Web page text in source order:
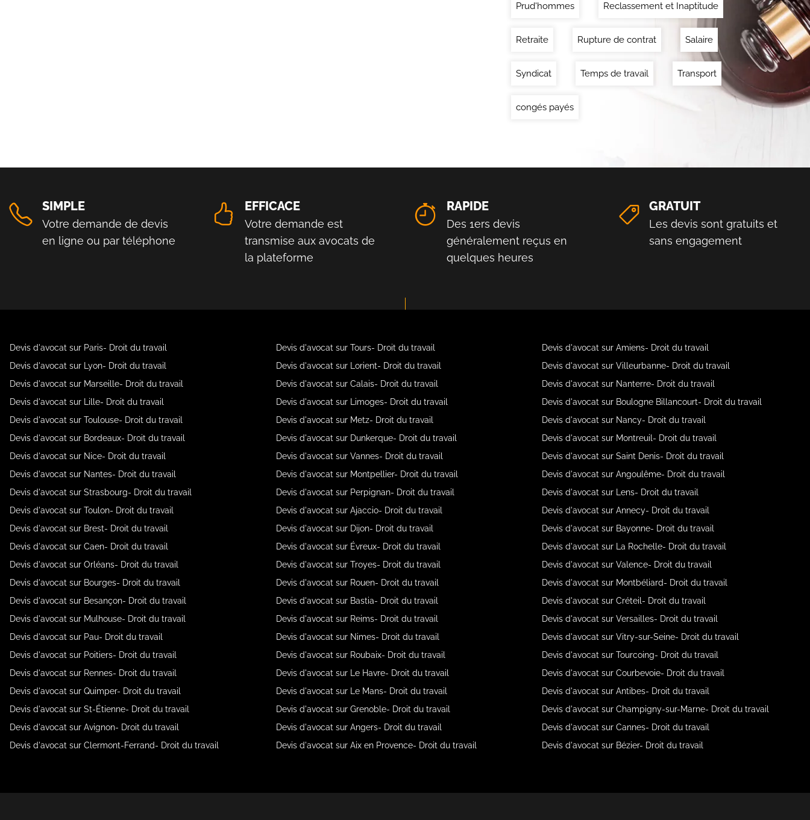
Prud'hommes Reclassement et Inaptitude
Retraite Rupture de contrat Salaire
Syndicat Temps de travail Transport
congés payés
SIMPLE
Votre demande de devis
en ligne ou par téléphone
EFFICACE
Votre demande est
transmise aux avocats de
la plateforme
RAPIDE
Des 1ers devis
généralement reçus en
quelques heures
GRATUIT
Les devis sont gratuits et
sans engagement
Devis d'avocat sur Paris- Droit du travail
Devis d'avocat sur Lyon- Droit du travail
Devis d'avocat sur Marseille- Droit du travail
Devis d'avocat sur Lille- Droit du travail
Devis d'avocat sur Toulouse- Droit du travail
Devis d'avocat sur Bordeaux- Droit du travail
Devis d'avocat sur Nice- Droit du travail
Devis d'avocat sur Nantes- Droit du travail
Devis d'avocat sur Strasbourg- Droit du travail
Devis d'avocat sur Toulon- Droit du travail
Devis d'avocat sur Brest- Droit du travail
Devis d'avocat sur Caen- Droit du travail
Devis d'avocat sur Orléans- Droit du travail
Devis d'avocat sur Bourges- Droit du travail
Devis d'avocat sur Besançon- Droit du travail
Devis d'avocat sur Mulhouse- Droit du travail
Devis d'avocat sur Pau- Droit du travail
Devis d'avocat sur Poitiers- Droit du travail
Devis d'avocat sur Rennes- Droit du travail
Devis d'avocat sur Quimper- Droit du travail
Devis d'avocat sur St-Étienne- Droit du travail
Devis d'avocat sur Avignon- Droit du travail
Devis d'avocat sur Clermont-Ferrand- Droit du travail
Devis d'avocat sur Tours- Droit du travail
Devis d'avocat sur Lorient- Droit du travail
Devis d'avocat sur Calais- Droit du travail
Devis d'avocat sur Limoges- Droit du travail
Devis d'avocat sur Metz- Droit du travail
Devis d'avocat sur Dunkerque- Droit du travail
Devis d'avocat sur Vannes- Droit du travail
Devis d'avocat sur Montpellier- Droit du travail
Devis d'avocat sur Perpignan- Droit du travail
Devis d'avocat sur Ajaccio- Droit du travail
Devis d'avocat sur Dijon- Droit du travail
Devis d'avocat sur Évreux- Droit du travail
Devis d'avocat sur Troyes- Droit du travail
Devis d'avocat sur Rouen- Droit du travail
Devis d'avocat sur Bastia- Droit du travail
Devis d'avocat sur Reims- Droit du travail
Devis d'avocat sur Nimes- Droit du travail
Devis d'avocat sur Roubaix- Droit du travail
Devis d'avocat sur Le Havre- Droit du travail
Devis d'avocat sur Le Mans- Droit du travail
Devis d'avocat sur Grenoble- Droit du travail
Devis d'avocat sur Angers- Droit du travail
Devis d'avocat sur Aix en Provence- Droit du travail
Devis d'avocat sur Amiens- Droit du travail
Devis d'avocat sur Villeurbanne- Droit du travail
Devis d'avocat sur Nanterre- Droit du travail
Devis d'avocat sur Boulogne Billancourt- Droit du travail
Devis d'avocat sur Nancy- Droit du travail
Devis d'avocat sur Montreuil- Droit du travail
Devis d'avocat sur Saint Denis- Droit du travail
Devis d'avocat sur Angoulême- Droit du travail
Devis d'avocat sur Lens- Droit du travail
Devis d'avocat sur Annecy- Droit du travail
Devis d'avocat sur Bayonne- Droit du travail
Devis d'avocat sur La Rochelle- Droit du travail
Devis d'avocat sur Valence- Droit du travail
Devis d'avocat sur Montbéliard- Droit du travail
Devis d'avocat sur Créteil- Droit du travail
Devis d'avocat sur Versailles- Droit du travail
Devis d'avocat sur Vitry-sur-Seine- Droit du travail
Devis d'avocat sur Tourcoing- Droit du travail
Devis d'avocat sur Courbevoie- Droit du travail
Devis d'avocat sur Antibes- Droit du travail
Devis d'avocat sur Champigny-sur-Marne- Droit du travail
Devis d'avocat sur Cannes- Droit du travail
Devis d'avocat sur Bézier- Droit du travail